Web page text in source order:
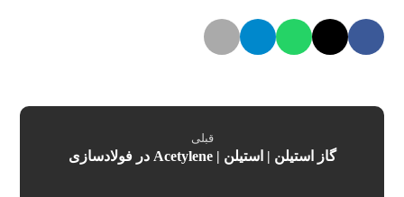
قبلی
گاز استیلن | استیلن | Acetylene در فولادسازی